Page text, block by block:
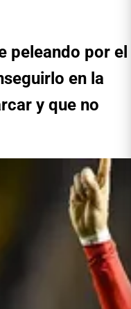
peleando por el
en la
y que no